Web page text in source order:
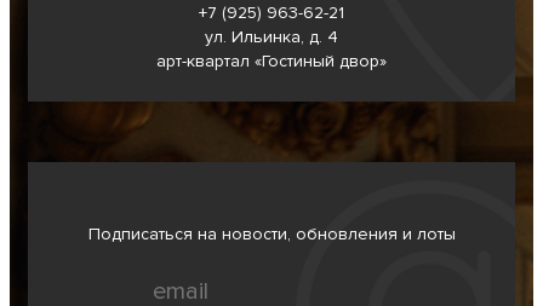
+7 (925) 963-62-21
ул. Ильинка, д. 4
арт-квартал «Гостиный двор»
Подписаться на новости, обновления и лоты